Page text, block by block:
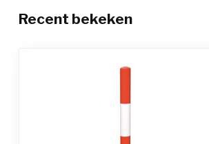
Recent bekeken